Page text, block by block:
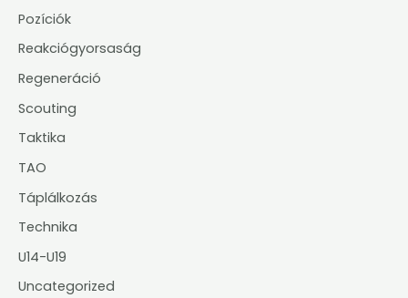
Pozíciók
Reakciógyorsaság
Regeneráció
Scouting
Taktika
TAO
Táplálkozás
Technika
U14-U19
Uncategorized